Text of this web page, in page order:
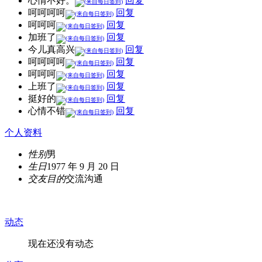
呵呵呵呵
回复
呵呵呵
回复
加班了
回复
今儿真高兴
回复
呵呵呵呵
回复
呵呵呵
回复
上班了
回复
挺好的
回复
心情不错
回复
个人资料
性别男
生日1977 年 9 月 20 日
交友目的交流沟通
动态
现在还没有动态